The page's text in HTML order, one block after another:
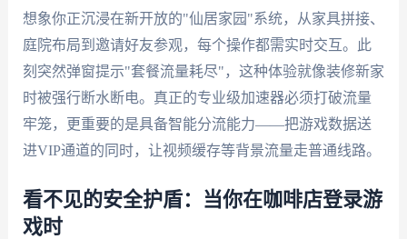
想象你正沉浸在新开放的"仙居家园"系统，从家具拼接、
庭院布局到邀请好友参观，每个操作都需实时交互。此
刻突然弹窗提示"套餐流量耗尽"，这种体验就像装修新家
时被强行断水断电。真正的专业级加速器必须打破流量
牢笼，更重要的是具备智能分流能力——把游戏数据送
进VIP通道的同时，让视频缓存等背景流量走普通线路。
看不见的安全护盾：当你在咖啡店登录游
戏时